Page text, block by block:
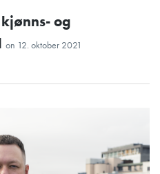
og
on 12. oktober 2021